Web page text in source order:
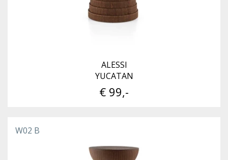
ALESSI
YUCATAN
€ 99,-
W02 B